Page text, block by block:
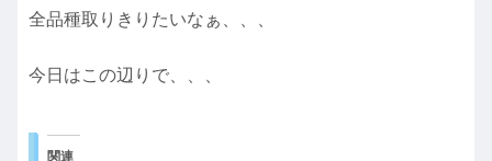
全品種取りきりたいなぁ、、、
今日はこの辺りで、、、
関連